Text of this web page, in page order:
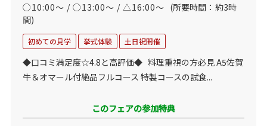
○10:00～ / ○13:00～ / △16:00～ (所要時間：約3時
間)
初めての見学 挙式体験 土日祝開催
◆口コミ満足度☆4.8と高評価◆ 料理重視の方必見 A5佐賀
牛＆オマール付絶品フルコース 特製コースの試食...
このフェアの参加特典